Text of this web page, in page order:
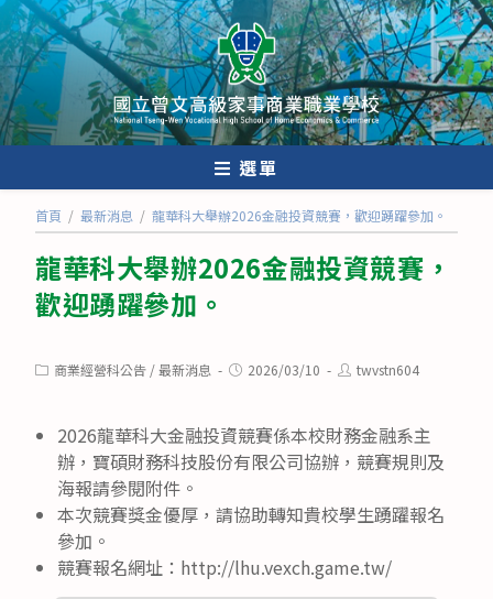
跳
轉
至
主
要
內
選單
首頁 / 最新消息 / 龍華科大舉辦2026金融投資競賽，歡迎踴躍參加。
龍華科大舉辦2026金融投資競賽，
歡迎踴躍參加。
Post商業經營科公告 /最新消息
Post2026/03/10
Posttwvstn604
2026龍華科大金融投資競賽係本校財務金融系主
辦，寶碩財務科技股份有限公司協辦，競賽規則及
海報請參閱附件。
本次競賽獎金優厚，請協助轉知貴校學生踴躍報名
參加。
競賽報名網址：http://lhu.vexch.game.tw/